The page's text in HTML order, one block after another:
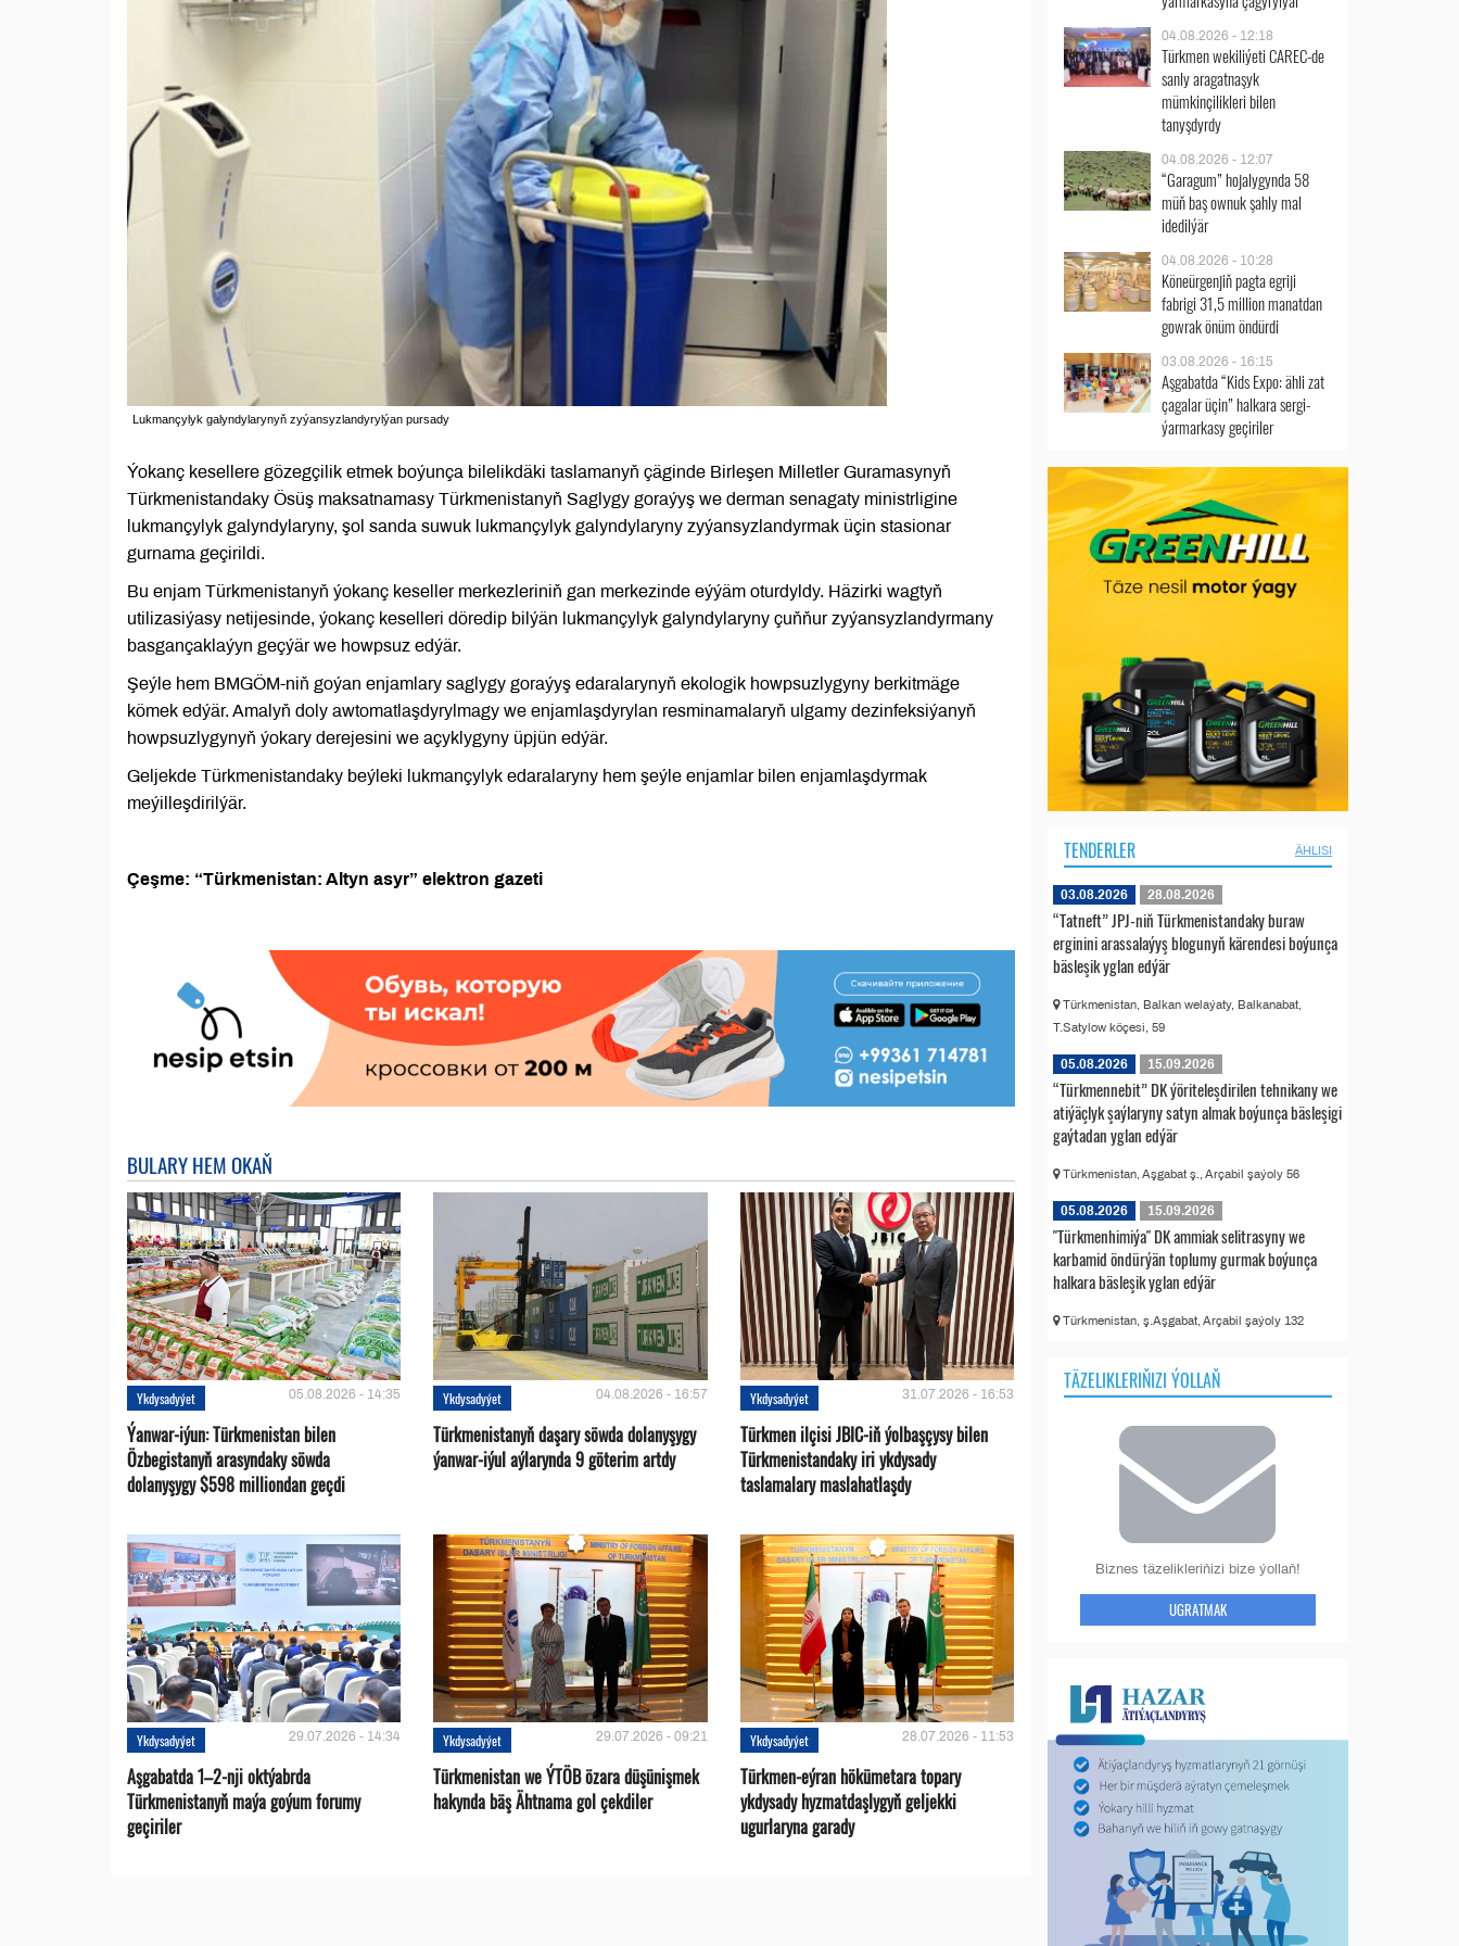
Lukmançylyk galyndylarynyň zyýansyzlandyrylýan pursady
Ýokanç kesellere gözegçilik etmek boýunça bilelikdäki taslamanyň çäginde Birleşen Milletler Guramasynyň
Türkmenistandaky Ösüş maksatnamasy Türkmenistanyň Saglygy goraýyş we derman senagaty ministrligine
lukmançylyk galyndylaryny, şol sanda suwuk lukmançylyk galyndylaryny zyýansyzlandyrmak üçin stasionar
gurnama geçirildi.
Bu enjam Türkmenistanyň ýokanç keseller merkezleriniň gan merkezinde eýýäm oturdyldy. Häzirki wagtyň
utilizasiýasy netijesinde, ýokanç keselleri döredip bilýän lukmançylyk galyndylaryny çuňňur zyýansyzlandyrmany
basgançaklaýyn geçýär we howpsuz edýär.
Şeýle hem BMGÖM-niň goýan enjamlary saglygy goraýyş edaralarynyň ekologik howpsuzlygyny berkitmäge
kömek edýär. Amalyň doly awtomatlaşdyrylmagy we enjamlaşdyrylan resminamalaryň ulgamy dezinfeksiýanyň
howpsuzlygynyň ýokary derejesini we açyklygyny üpjün edýär.
Geljekde Türkmenistandaky beýleki lukmançylyk edaralaryny hem şeýle enjamlar bilen enjamlaşdyrmak
meýilleşdirilýär.
Çeşme: “Türkmenistan: Altyn asyr” elektron gazeti
BULARY HEM OKAŇ
Ykdysadyýet 05.08.2026 - 14:35
Ýanwar-iýun: Türkmenistan bilen
Özbegistanyň arasyndaky söwda
dolanyşygy $598 milliondan geçdi
Ykdysadyýet 04.08.2026 - 16:57
Türkmenistanyň daşary söwda dolanyşygy
ýanwar-iýul aýlarynda 9 göterim artdy
Ykdysadyýet 31.07.2026 - 16:53
Türkmen ilçisi JBIC-iň ýolbaşçysy bilen
Türkmenistandaky iri ykdysady
taslamalary maslahatlaşdy
Ykdysadyýet 29.07.2026 - 14:34
Aşgabatda 1–2-nji oktýabrda
Türkmenistanyň maýa goýum forumy
geçiriler
Ykdysadyýet 29.07.2026 - 09:21
Türkmenistan we ÝTÖB özara düşünişmek
hakynda bäş Ähtnama gol çekdiler
Ykdysadyýet 28.07.2026 - 11:53
Türkmen-eýran hökümetara topary
ykdysady hyzmatdaşlygyň geljekki
ugurlaryna garady
04.08.2026 - 12:18
Türkmen wekiliýeti CAREC-de
sanly aragatnaşyk
mümkinçilikleri bilen
tanyşdyrdy
04.08.2026 - 12:07
“Garagum” hojalygynda 58
müň baş ownuk şahly mal
idedilýär
04.08.2026 - 10:28
Köneürgenjiň pagta egriji
fabrigi 31,5 million manatdan
gowrak önüm öndürdi
03.08.2026 - 16:15
Aşgabatda “Kids Expo: ähli zat
çagalar üçin” halkara sergi-
ýarmarkasy geçiriler
TENDERLER ÄHLISI
03.08.2026 28.08.2026
“Tatneft” JPJ-niň Türkmenistandaky buraw
erginini arassalaýyş blogunyň kärendesi boýunça
bäsleşik yglan edýär
Türkmenistan, Balkan welaýaty, Balkanabat,
T.Satylow köçesi, 59
05.08.2026 15.09.2026
“Türkmennebit” DK ýöriteleşdirilen tehnikany we
atiýäçlyk şaýlaryny satyn almak boýunça bäsleşigi
gaýtadan yglan edýär
Türkmenistan, Aşgabat ş., Arçabil şaýoly 56
05.08.2026 15.09.2026
"Türkmenhimiýa" DK ammiak selitrasyny we
karbamid öndürýän toplumy gurmak boýunça
halkara bäsleşik yglan edýär
Türkmenistan, ş.Aşgabat, Arçabil şaýoly 132
TÄZELIKLERIŇIZI ÝOLLAŇ
Biznes täzelikleriňizi bize ýollaň!
UGRATMAK